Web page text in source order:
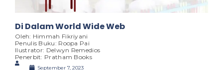
Di Dalam World Wide Web
Oleh: Himmah Fikriyani
Penulis Buku: Roopa Pai
Ilustrator: Delwyn Remedios
Penerbit: Pratham Books
September 7, 2023